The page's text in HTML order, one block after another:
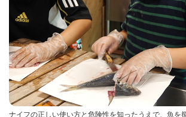
ナイフの正しい使い方と危険性を知ったうえで、魚を